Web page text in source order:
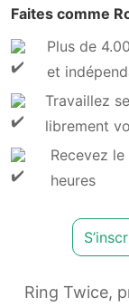
Faites comme
Plus de
et
Travaillez
librement
Recevez
heures
Ring Twice,